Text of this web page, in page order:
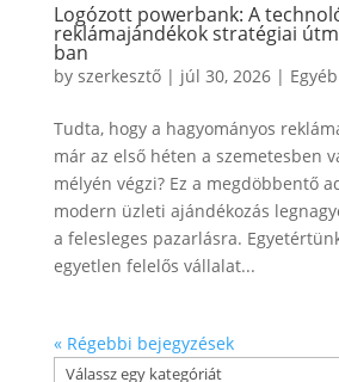
Logózott powerbank: A
reklámajándékok stratégiai
ban
by szerkesztő| júl 30, 2026| Egyéb
Tudta, hogy a hagyományos
már az első héten a szemetesben
mélyén végzi? Ez a megdöbbentő
modern üzleti ajándékozás
a felesleges pazarlásra.
egyetlen felelős vállalat...
« Régebbi bejegyzések
Válassz